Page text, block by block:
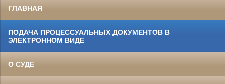
ГЛАВНАЯ
ПОДАЧА ПРОЦЕССУАЛЬНЫХ ДОКУМЕНТОВ В
ЭЛЕКТРОННОМ ВИДЕ
О СУДЕ